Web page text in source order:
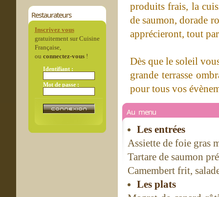
Restaurateurs
Inscrivez vous
gratuitement sur Cuisine
Française,
ou connectez-vous!
Identifiant :
Mot de passe :
produits frais, la
de saumon, dorade
apprécieront, tout
Dès que le soleil
grande terrasse
pour tous vos
Au menu
Les entrées
Assiette de foie gras
Tartare de saumon
Camembert frit,
Les plats